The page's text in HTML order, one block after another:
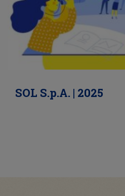
SOL S.p.A. | 2025